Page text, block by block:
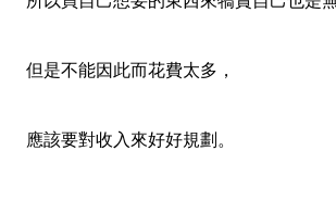
但是不能因此而花費太多，
應該要對收入來好好規劃。